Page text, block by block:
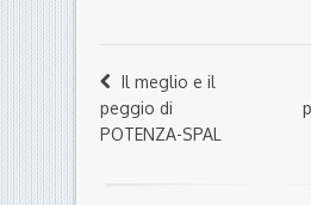
Il meglio e il
peggio di
POTENZA-SPAL